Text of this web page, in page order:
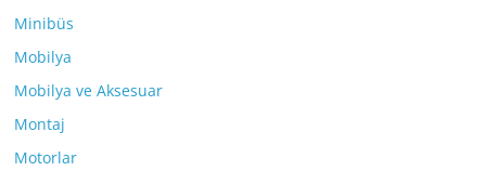
Minibüs
Mobilya
Mobilya ve Aksesuar
Montaj
Motorlar